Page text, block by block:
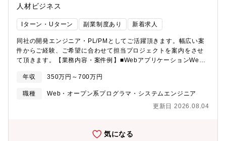
門：1名【求める人物像】・自分事として仕事に向き合える方・既
チタスクが得意な方
人材ビジネス
Iターン・Uターン 副業制度あり 新着求人
同社の開発エンジニア・PL/PMとしてご活躍頂きます。幅広い案
件からご経験、ご希望に合わせて担当プロジェクトを案内をさせ
て頂きます。【業務内容・案件例】■WebアプリケーションWeb
イアントアプリケーションの開発、コーポレートサイト構築等ス
マホアプリ開発（iOS・Android）■ビジネスアプリケーション企
業情報可視化対応のERP、製造業・小売業の業務効率をサポート
するSCM、購買・製造等、連携部署間の情報伝達を最適化する
（AI）・ビッグデータ解析(AI)【配属予定支店】厚木支店・横浜支
年収 350万円～700万円
職種
Web・オープン系プログラマ・システムエンジニア
更新日 2026.08.04
気になる